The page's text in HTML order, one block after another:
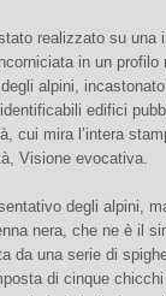
realizzato su una
in un profilo
alpini,
edifici
cui mira l’intera
Visione evocativa.
degli alpini,
nera, che ne è il
da una serie di
di cinque